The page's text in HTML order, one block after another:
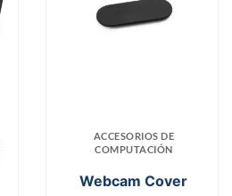
ACCESORIOS DE
COMPUTACIÓN
Webcam Cover